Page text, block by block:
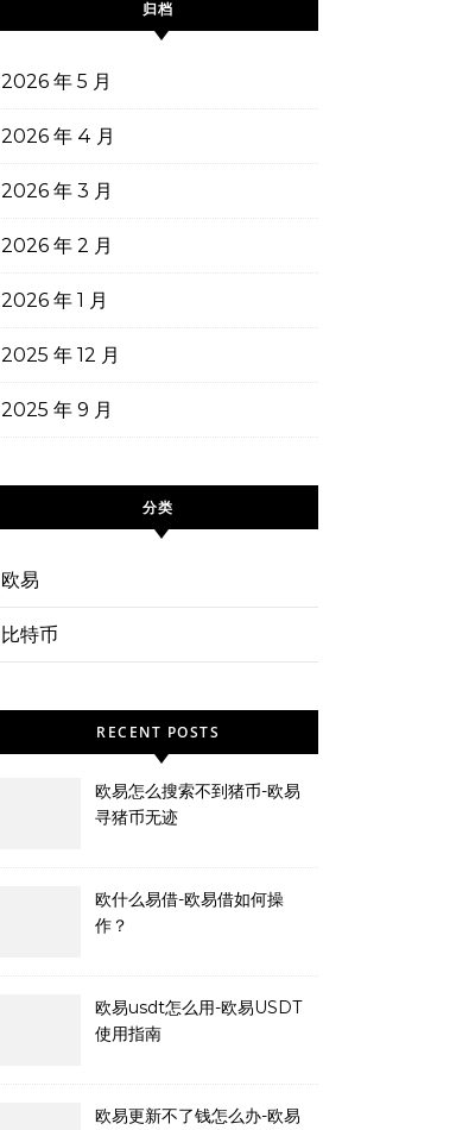
归档
2026 年 5 月
2026 年 4 月
2026 年 3 月
2026 年 2 月
2026 年 1 月
2025 年 12 月
2025 年 9 月
分类
欧易
比特币
RECENT POSTS
欧易怎么搜索不到猪币-欧易
寻猪币无迹
欧什么易借-欧易借如何操
作？
欧易usdt怎么用-欧易USDT
使用指南
欧易更新不了钱怎么办-欧易